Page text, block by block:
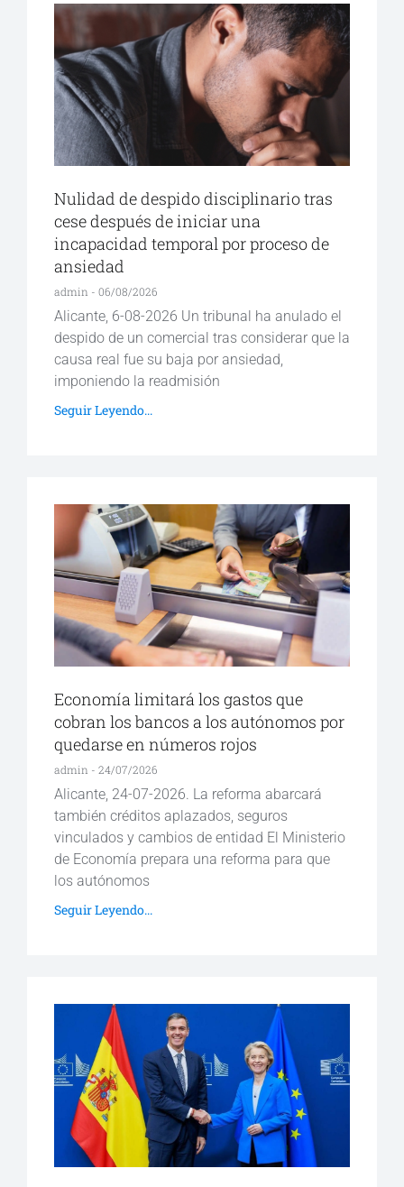
Nulidad de despido disciplinario tras
cese después de iniciar una
incapacidad temporal por proceso de
ansiedad
admin 06/08/2026
Alicante, 6-08-2026 Un tribunal ha anulado el
despido de un comercial tras considerar que la
causa real fue su baja por ansiedad,
imponiendo la readmisión
Seguir Leyendo...
Economía limitará los gastos que
cobran los bancos a los autónomos por
quedarse en números rojos
admin 24/07/2026
Alicante, 24-07-2026. La reforma abarcará
también créditos aplazados, seguros
vinculados y cambios de entidad El Ministerio
de Economía prepara una reforma para que
los autónomos
Seguir Leyendo...